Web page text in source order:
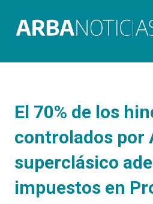
El 70% de los
controlados por
superclásico
impuestos en